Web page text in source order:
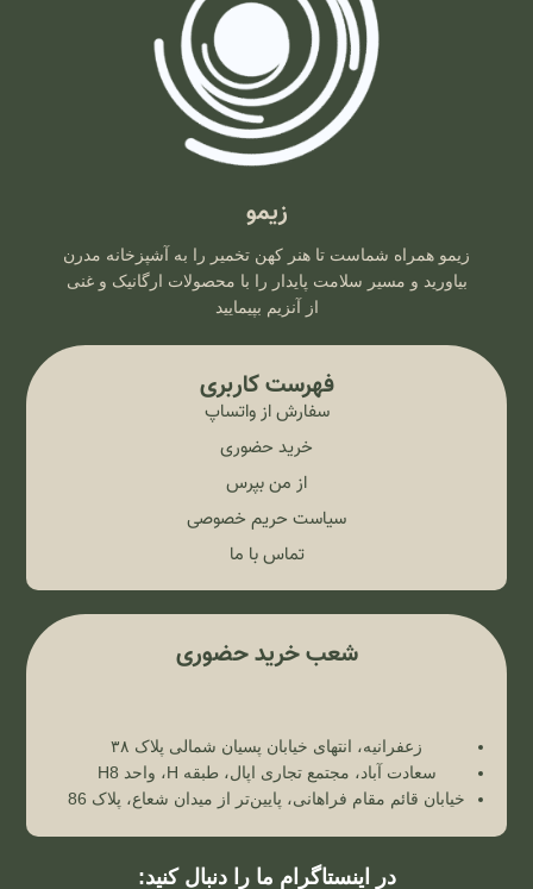
زیمو
زیمو همراه شماست تا هنر کهن تخمیر را به آشپزخانه مدرن
بیاورید و مسیر سلامت پایدار را با محصولات ارگانیک و غنی
از آنزیم بپیمایید
فهرست کاربری
سفارش از واتساپ
خرید حضوری
از من بپرس
سیاست حریم خصوصی
تماس با ما
شعب خرید حضوری
زعفرانیه، انتهای خیابان پسیان شمالی پلاک ۳۸
سعادت آباد، مجتمع تجاری اپال، طبقه H، واحد H8
خیابان قائم مقام فراهانی، پایین‌تر از میدان شعاع، پلاک 86
در اینستاگرام ما را دنبال کنید: